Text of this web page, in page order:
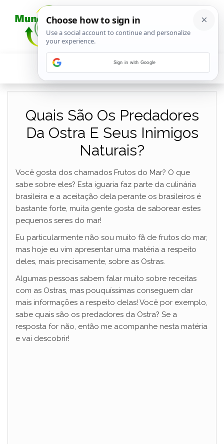
Quais São Os Predadores
Da Ostra E Seus Inimigos
Naturais?
Você gosta dos chamados Frutos do Mar? O que
sabe sobre eles? Esta iguaria faz parte da culinária
brasileira e a aceitação dela perante os brasileiros é
bastante forte, muita gente gosta de saborear estes
pequenos seres do mar!
Eu particularmente não sou muito fã de frutos do mar,
mas hoje eu vim apresentar uma matéria a respeito
deles, mais precisamente, sobre as Ostras.
Algumas pessoas sabem falar muito sobre receitas
com as Ostras, mas pouquíssimas conseguem dar
mais informações a respeito delas! Você por exemplo,
sabe quais são os predadores da Ostra? Se a
resposta for não, então me acompanhe nesta matéria
e vai descobrir!
Sign in with Google